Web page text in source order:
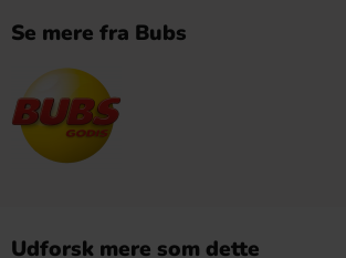
Se mere fra Bubs
Udforsk mere som dette